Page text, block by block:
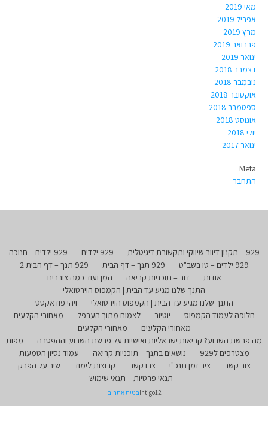
מאי 2019
אפריל 2019
מרץ 2019
פברואר 2019
ינואר 2019
דצמבר 2018
נובמבר 2018
אוקטובר 2018
ספטמבר 2018
אוגוסט 2018
יולי 2018
ינואר 2017
Meta
התחבר
929 – תקנון דיוור שיווקי ותקשורת דיגיטלית 929 ילדים
929 ילדים – חנוכה
929 ילדים – טו בשב"ט
929 תנך – דף הבית
929 תנך – דף הבית 2
אודות
דור – תוכניות קריאה
המן ועוד כמה צוררים
התנך שלנו מגיע עד הבית | הקמפוס הוירטואלי
התנך שלנו מגיע עד הבית | הקמפוס הוירטואלי
ויהי פודאקסט
חלופה לעמוד הקמפוס
יוטיוב לצמוח מתוך הערפל
מאחורי הקלעים
מאחורי הקלעים
מאחורי הקלעים
מה פרשת השבוע? קריאות ישראליות ואישיות על פרשת השבוע וההפטרה
מפות
מצטרפים ל929
נושאים בתנך – תוכניות קריאה
עמוד נסיון הטמעות
צור קשר
ציר זמן תנכ"י צרו קשר קבוצות לימוד
שיר על הפרק
תנאי פרטיות
תנאי שימוש
Intigo12בניית אתרים